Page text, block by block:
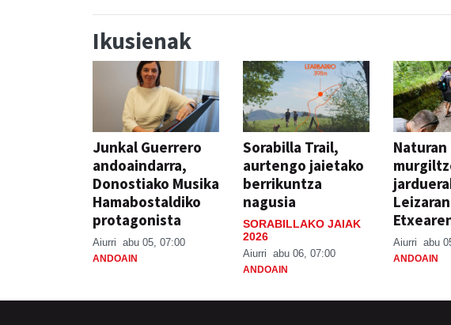
Ikusienak
Junkal Guerrero
andoaindarra,
Donostiako Musika
Hamabostaldiko
protagonista
Aiurri abu 05, 07:00
ANDOAIN
Sorabilla Trail,
aurtengo jaietako
berrikuntza
nagusia
SORABILLAKO JAIAK
2026
Aiurri abu 06, 07:00
ANDOAIN
Naturan
Aiurri abu
ANDOAIN